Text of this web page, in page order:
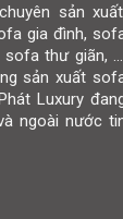
sản
gia đình,
thư giãn,
sản xuất
Luxury
ngoài nước